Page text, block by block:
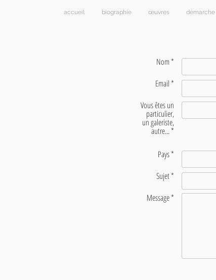
accueil biographie œuvres démarche
Nom *
Email *
Vous êtes un
particulier,
un galeriste,
autre... *
Pays *
Sujet *
Message *